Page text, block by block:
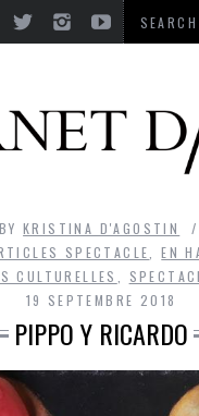
BYKRISTINA D'AGOSTIN
SPECTACLE ,EN
CULTURELLES
19 SEPTEMBRE 2018
PIPPO Y RICARDO